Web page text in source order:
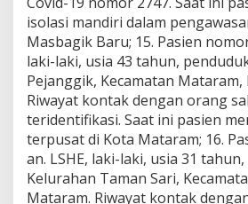
isolasi mandiri dalam
Masbagik Baru; 15. Pasien
laki-laki, usia 43 tahun,
Pejanggik, Kecamatan
Riwayat kontak dengan orang
teridentifikasi. Saat ini pasien
terpusat di Kota Mataram; 16.
an. LSHE, laki-laki, usia 31
Kelurahan Taman Sari,
Mataram. Riwayat kontak